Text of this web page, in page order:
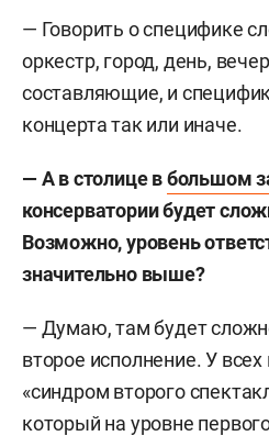
— Говорить о специфике
оркестр, город, день,
составляющие, и
концерта так или иначе.
— А в столице вбольшом
консерватории будет
Возможно, уровень
значительно выше?
— Думаю, там будет
второе исполнение. У всех
«синдром второго
который на уровне